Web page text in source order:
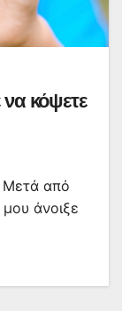
να κόψετε
Μετά από
άνοιξε